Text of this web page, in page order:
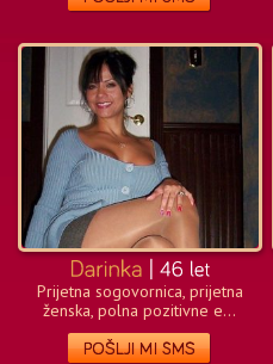
Prijetna sogovornica, prijetna
ženska, polna pozitivne e...